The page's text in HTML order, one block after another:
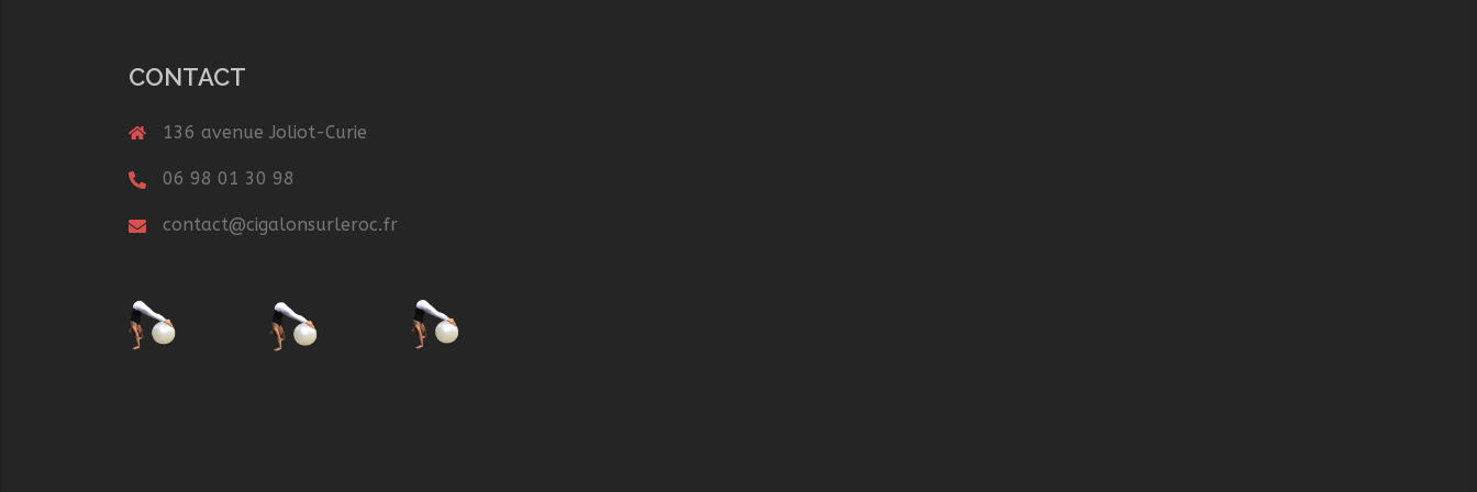
CONTACT
136 avenue Joliot-Curie
06 98 01 30 98
contact@cigalonsurleroc.fr